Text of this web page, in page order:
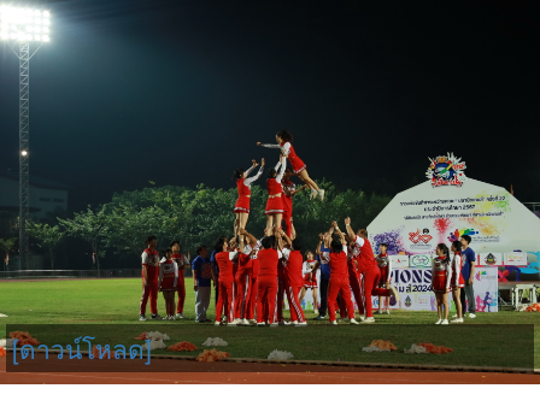
[ดาวน์โหลด]